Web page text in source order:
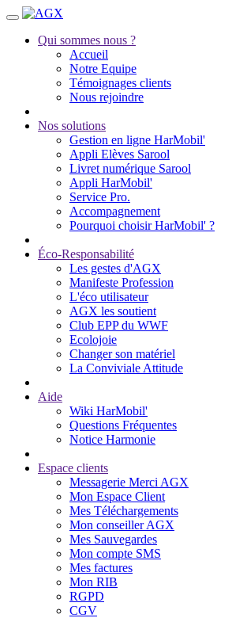
Qui sommes nous ?
Accueil
Notre Equipe
Témoignages clients
Nous rejoindre
Nos solutions
Gestion en ligne HarMobil'
Appli Elèves Sarool
Livret numérique Sarool
Appli HarMobil'
Service Pro.
Accompagnement
Pourquoi choisir HarMobil' ?
Éco-Responsabilité
Les gestes d'AGX
Manifeste Profession
L'éco utilisateur
AGX les soutient
Club EPP du WWF
Ecolojoie
Changer son matériel
La Conviviale Attitude
Aide
Wiki HarMobil'
Questions Fréquentes
Notice Harmonie
Espace clients
Messagerie Merci AGX
Mon Espace Client
Mes Téléchargements
Mon conseiller AGX
Mes Sauvegardes
Mon compte SMS
Mes factures
Mon RIB
RGPD
CGV